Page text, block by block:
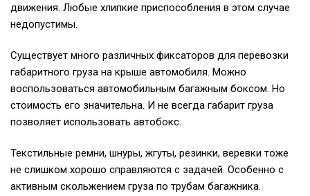
движения. Любые хлипкие приспособления в этом случае
недопустимы.
Существует много различных фиксаторов для перевозки
габаритного груза на крыше автомобиля. Можно
воспользоваться автомобильным багажным боксом. Но
стоимость его значительна. И не всегда габарит груза
позволяет использовать автобокс.
Текстильные ремни, шнуры, жгуты, резинки, веревки тоже
не слишком хорошо справляются с задачей. Особенно с
активным скольжением груза по трубам багажника.